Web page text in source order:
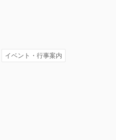
イベント・行事案内